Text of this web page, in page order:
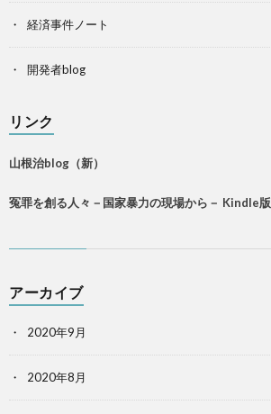
経済事件ノート
開発者blog
リンク
山根治blog（新）
冤罪を創る人々－国家暴力の現場から－ Kindle版
アーカイブ
2020年9月
2020年8月